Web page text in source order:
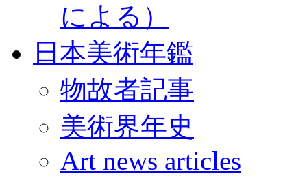
による）
日本美術年鑑
物故者記事
美術界年史
Art news articles